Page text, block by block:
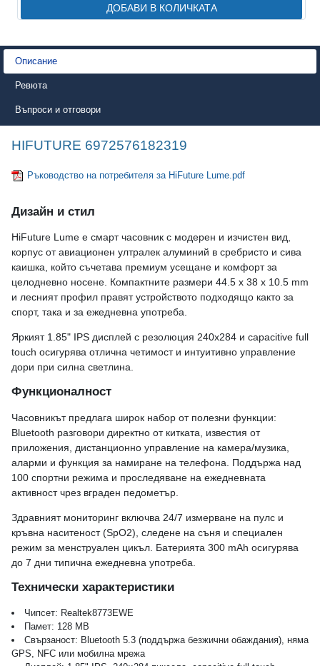
ДОБАВИ В КОЛИЧКАТА
Описание
Ревюта
Въпроси и отговори
HIFUTURE 6972576182319
Ръководство на потребителя за HiFuture Lume.pdf
Дизайн и стил
HiFuture Lume е смарт часовник с модерен и изчистен вид,
корпус от авиационен ултралек алуминий в сребристо и сива
каишка, който съчетава премиум усещане и комфорт за
целодневно носене. Компактните размери 44.5 x 38 x 10.5 mm
и лесният профил правят устройството подходящо както за
спорт, така и за ежедневна употреба.
Яркият 1.85" IPS дисплей с резолюция 240x284 и capacitive full
touch осигурява отлична четимост и интуитивно управление
дори при силна светлина.
Функционалност
Часовникът предлага широк набор от полезни функции:
Bluetooth разговори директно от китката, известия от
приложения, дистанционно управление на камера/музика,
аларми и функция за намиране на телефона. Поддържа над
100 спортни режима и проследяване на ежедневната
активност чрез вграден педометър.
Здравният мониторинг включва 24/7 измерване на пулс и
кръвна наситеност (SpO2), следене на съня и специален
режим за менструален цикъл. Батерията 300 mAh осигурява
до 7 дни типична ежедневна употреба.
Технически характеристики
Чипсет: Realtek8773EWE
Памет: 128 MB
Свързаност: Bluetooth 5.3 (поддържа безжични обаждания), няма
GPS, NFC или мобилна мрежа